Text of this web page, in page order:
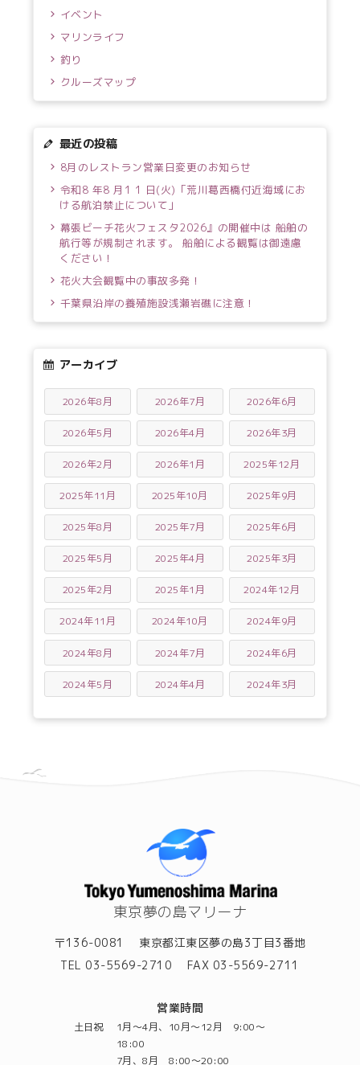
イベント
マリンライフ
釣り
クルーズマップ
最近の投稿
8月のレストラン営業日変更のお知らせ
令和8 年8 月1 1 日(火)「荒川葛西橋付近海域にお
ける航泊禁止について」
幕張ビーチ花火フェスタ2026』の開催中は 船舶の
航行等が規制されます。 船舶による観覧は御遠慮
ください！
花火大会観覧中の事故多発！
千葉県沿岸の養殖施設浅瀬岩礁に注意！
アーカイブ
2026年8月 2026年7月 2026年6月
2026年5月 2026年4月 2026年3月
2026年2月 2026年1月 2025年12月
2025年11月 2025年10月 2025年9月
2025年8月 2025年7月 2025年6月
2025年5月 2025年4月 2025年3月
2025年2月 2025年1月 2024年12月
2024年11月 2024年10月 2024年9月
2024年8月 2024年7月 2024年6月
2024年5月 2024年4月 2024年3月
東京夢の島マリーナ
〒136-0081
東京都江東区夢の島3丁目3番地
TEL 03-5569-2710
FAX 03-5569-2711
営業時間
土日祝
1月～4月、10月～12月 9:00～
18:00
7月、8月 8:00～20:00